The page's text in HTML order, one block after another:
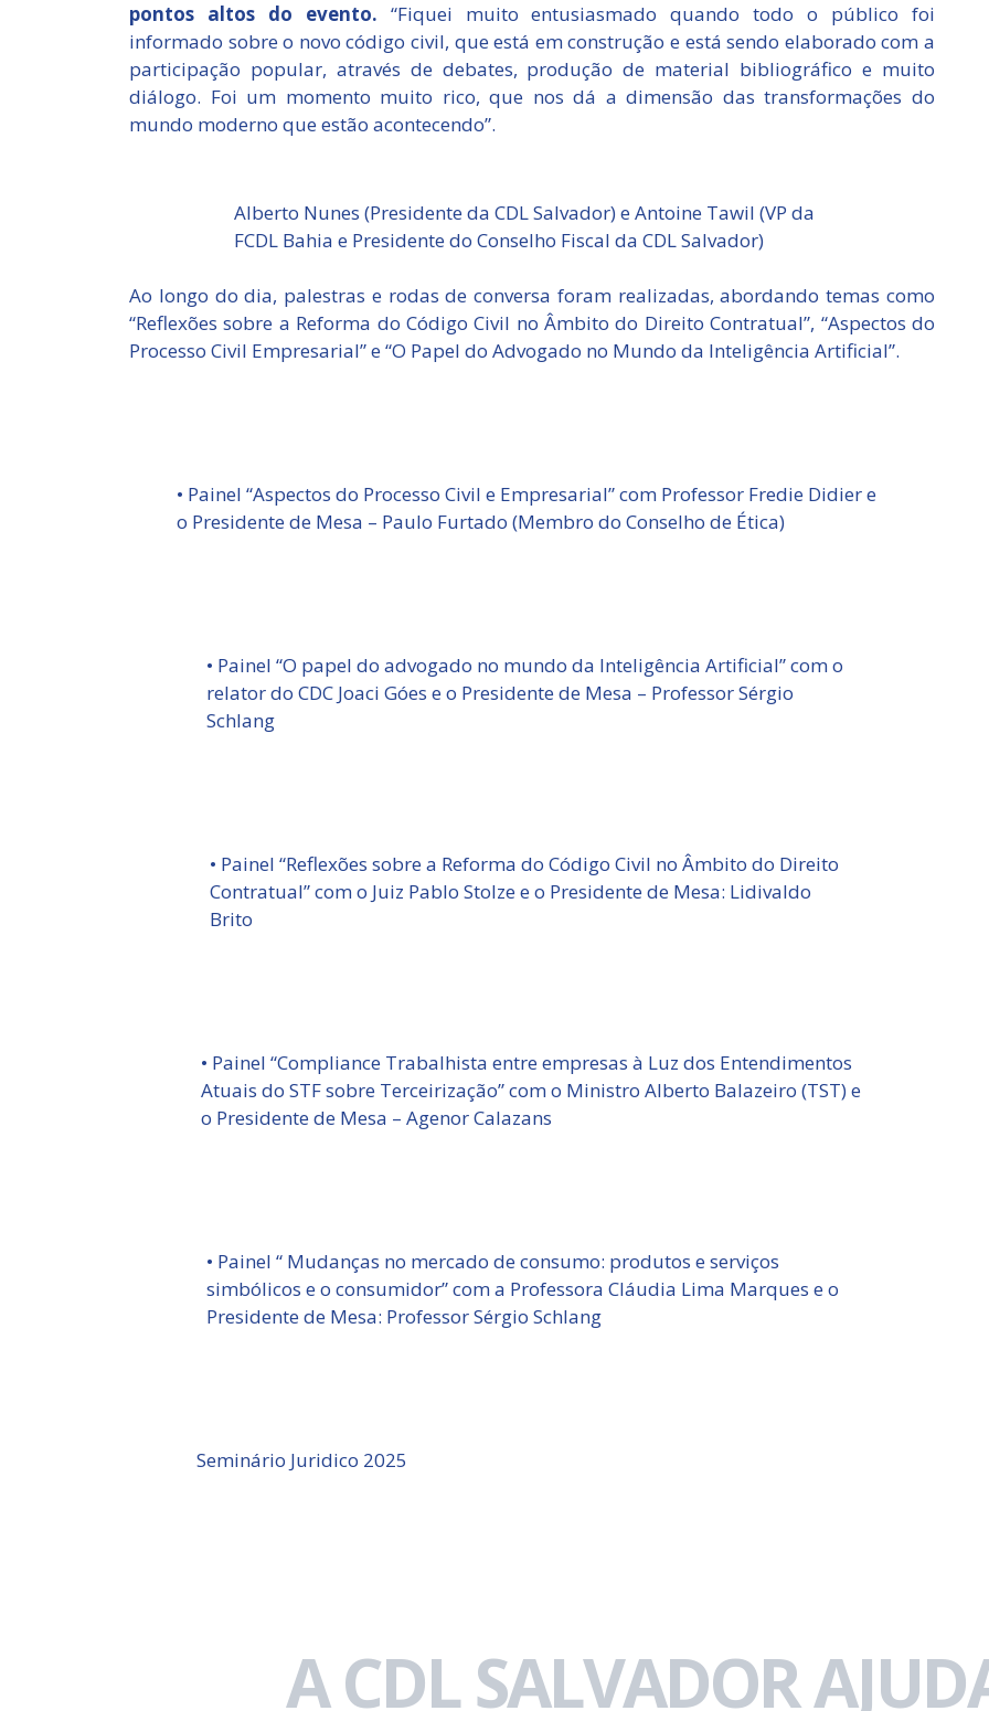
pontos altos do evento. “Fiquei muito entusiasmado quando todo o público foi
informado sobre o novo código civil, que está em construção e está sendo elaborado com a
participação popular, através de debates, produção de material bibliográfico e muito
diálogo. Foi um momento muito rico, que nos dá a dimensão das transformações do
mundo moderno que estão acontecendo”.
Alberto Nunes (Presidente da CDL Salvador) e Antoine Tawil (VP da
FCDL Bahia e Presidente do Conselho Fiscal da CDL Salvador)
Ao longo do dia, palestras e rodas de conversa foram realizadas, abordando temas como
“Reflexões sobre a Reforma do Código Civil no Âmbito do Direito Contratual”, “Aspectos do
Processo Civil Empresarial” e “O Papel do Advogado no Mundo da Inteligência Artificial”.
• Painel “Aspectos do Processo Civil e Empresarial” com Professor Fredie Didier e
o Presidente de Mesa – Paulo Furtado (Membro do Conselho de Ética)
• Painel “O papel do advogado no mundo da Inteligência Artificial” com o
relator do CDC Joaci Góes e o Presidente de Mesa – Professor Sérgio
Schlang
• Painel “Reflexões sobre a Reforma do Código Civil no Âmbito do Direito
Contratual” com o Juiz Pablo Stolze e o Presidente de Mesa: Lidivaldo
Brito
• Painel “Compliance Trabalhista entre empresas à Luz dos Entendimentos
Atuais do STF sobre Terceirização” com o Ministro Alberto Balazeiro (TST) e
o Presidente de Mesa – Agenor Calazans
• Painel “ Mudanças no mercado de consumo: produtos e serviços
simbólicos e o consumidor” com a Professora Cláudia Lima Marques e o
Presidente de Mesa: Professor Sérgio Schlang
Seminário Juridico 2025
A CDL SALVADOR